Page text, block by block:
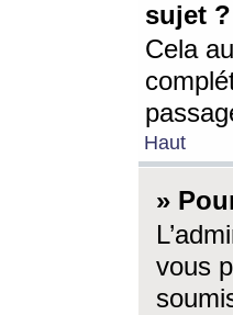
sujet ?
Cela
Haut
»
vous